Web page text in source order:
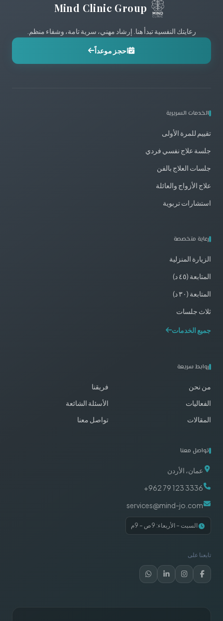
Mind Clinic Group
رعايتك النفسية تبدأ هنا. إرشاد مهني، سرية تامة، وشفاء منظم.
احجز موعداً
الخدمات السريرية
تقييم للمرة الأولى
جلسة علاج نفسي فردي
جلسات العلاج بالفن
علاج الأزواج والعائلة
استشارات تربوية
رعاية متخصصة
الزيارة المنزلية
المتابعة (٤٥ د)
المتابعة (٣٠ د)
ثلاث جلسات
جميع الخدمات
روابط سريعة
من نحن
فريقنا
الفعاليات
الأسئلة الشائعة
المقالات
تواصل معنا
تواصل معنا
عمان، الأردن
+962 79 123 3336
services@mind-jo.com
السبت – الأربعاء: 9ص – 9م
تابعنا على